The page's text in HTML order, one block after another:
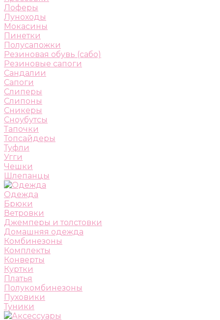
Лоферы
Луноходы
Мокасины
Пинетки
Полусапожки
Резиновая обувь (сабо)
Резиновые сапоги
Сандалии
Сапоги
Слиперы
Слипоны
Сникеры
Сноубутсы
Тапочки
Топсайдеры
Туфли
Угги
Чешки
Шлепанцы
Одежда
Брюки
Ветровки
Джемперы и толстовки
Домашняя одежда
Комбинезоны
Комплекты
Конверты
Куртки
Платья
Полукомбинезоны
Пуховики
Туники